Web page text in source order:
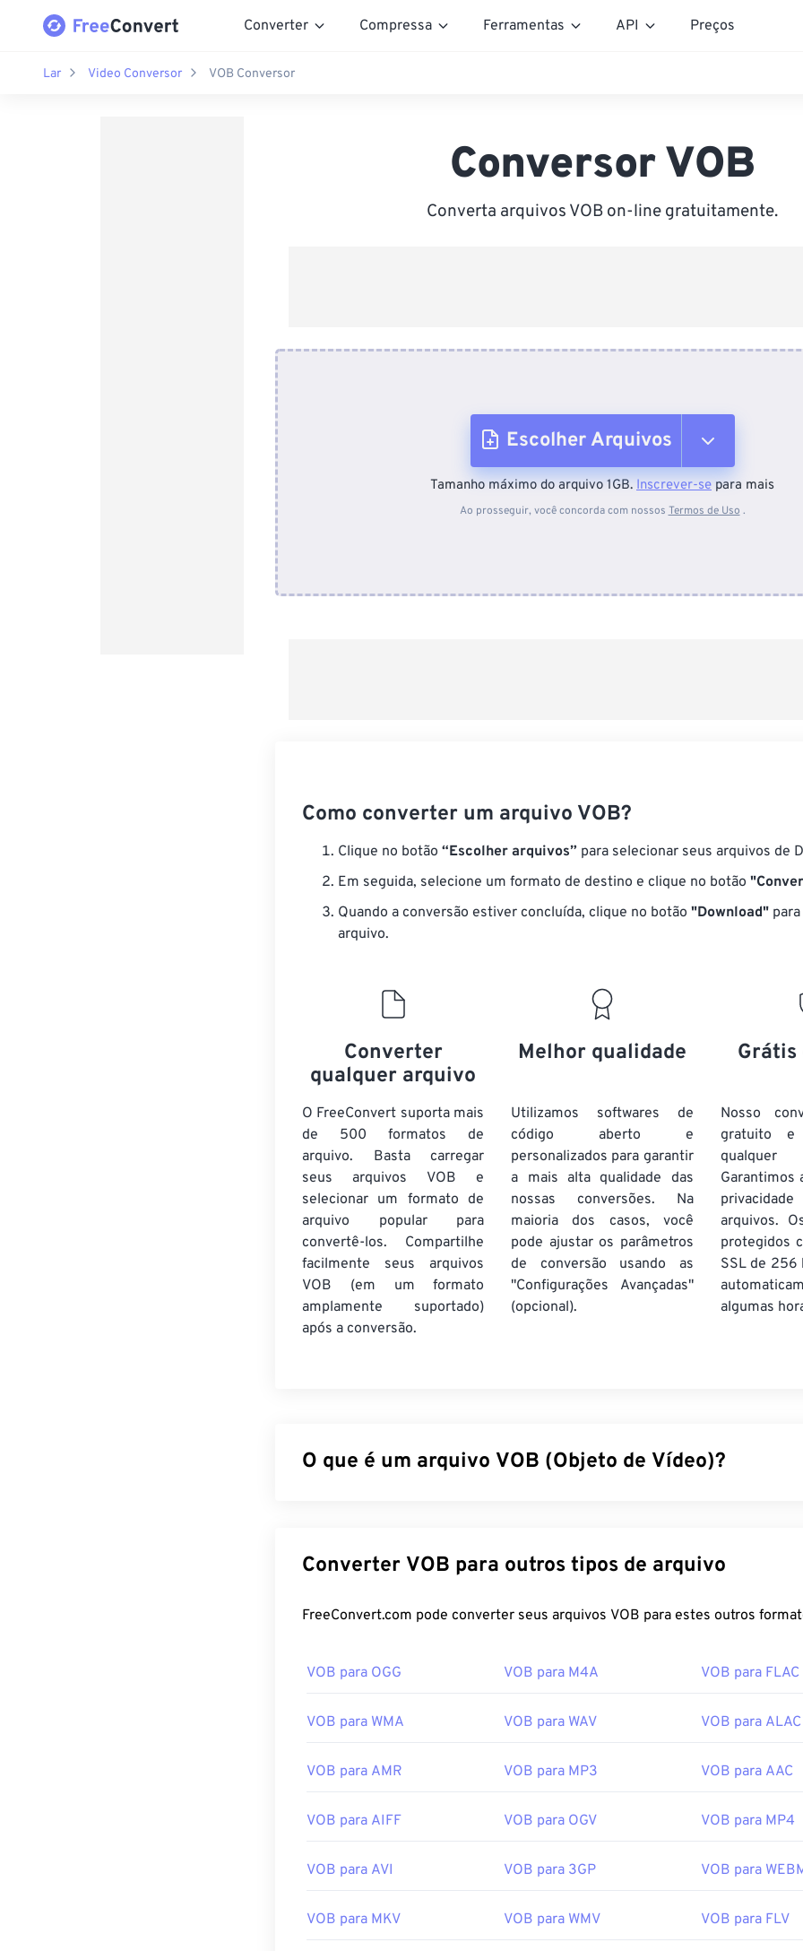
Converter Compressa Ferramentas API Preços
Lar Video Conversor VOB Conversor
Conversor VOB
Converta arquivos VOB on-line gratuitamente.
Escolher Arquivos
Do dispositivo
Tamanho máximo do arquivo 1GB. Inscrever-se para mais
Ao prosseguir, você concorda com nossos Termos de Uso .
Como converter um arquivo VOB?
Clique no botão “Escolher arquivos” para selecionar seus arquivos de
Em seguida, selecione um formato de destino e clique no botão
Quando a conversão estiver concluída, clique no botão "Download"
arquivo.
Converter
qualquer arquivo
O FreeConvert suporta mais
de 500 formatos de
arquivo. Basta carregar
seus arquivos VOB e
selecionar um formato de
arquivo popular para
convertê-los. Compartilhe
facilmente seus arquivos
VOB (em um formato
amplamente suportado)
após a conversão.
Melhor qualidade
Utilizamos softwares de
código aberto e
personalizados para garantir
a mais alta qualidade das
nossas conversões. Na
maioria dos casos, você
pode ajustar os parâmetros
de conversão usando as
"Configurações Avançadas"
(opcional).
Grátis
Nosso
gratuito e
qualquer
Garantimos
arquivos.
protegidos
SSL de 256
algumas
O que é um arquivo VOB (Objeto de Vídeo)?
sempre contam com proteção contra cópia, como a criptografia
(CSS), licenciada e mantida pelaDVD Copy Control Association (DVD CCA)
Como abrir um arquivo VOB?
instalado em eletrônicos de consumo, como laptops, desktops e unidades de
descriptografia CSS para permitir a reprodução.
reprodução de arquivos
MPEG-2genéricos.O VLC Media Playertambém
Desenvolvido por:
https://en.wikipedia.org/wiki/VOB
Converter VOB para outros tipos de arquivo
FreeConvert.com pode converter seus arquivos VOB para estes outros
VOB para OGG VOB para M4A VOB para FLAC
VOB para WMA VOB para WAV VOB para ALAC
VOB para AMR VOB para MP3 VOB para AAC
VOB para AIFF VOB para OGV VOB para MP4
VOB para AVI VOB para 3GP VOB para
VOB para MKV VOB para WMV VOB para FLV